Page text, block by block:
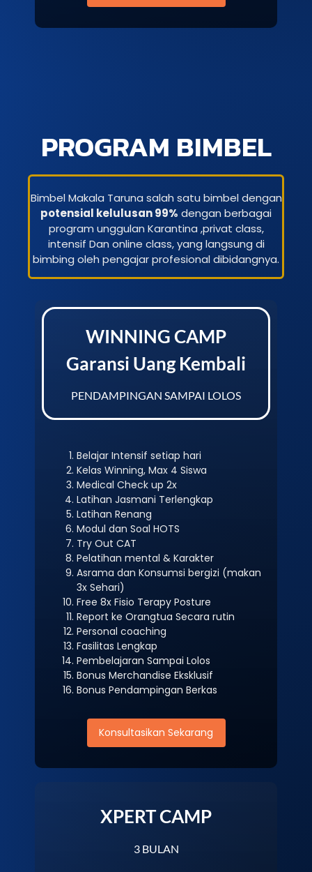
PROGRAM BIMBEL
Bimbel Makala Taruna salah satu bimbel dengan
potensial kelulusan 99% dengan berbagai
program unggulan Karantina ,privat class,
intensif Dan online class, yang langsung di
bimbing oleh pengajar profesional dibidangnya.
WINNING CAMP
Garansi Uang Kembali
PENDAMPINGAN SAMPAI LOLOS
Belajar Intensif setiap hari
Kelas Winning, Max 4 Siswa
Medical Check up 2x
Latihan Jasmani Terlengkap
Latihan Renang
Modul dan Soal HOTS
Try Out CAT
Pelatihan mental & Karakter
Asrama dan Konsumsi bergizi (makan
3x Sehari)
Free 8x Fisio Terapy Posture
Report ke Orangtua Secara rutin
Personal coaching
Fasilitas Lengkap
Pembelajaran Sampai Lolos
Bonus Merchandise Eksklusif
Bonus Pendampingan Berkas
Konsultasikan Sekarang
XPERT CAMP
3 BULAN